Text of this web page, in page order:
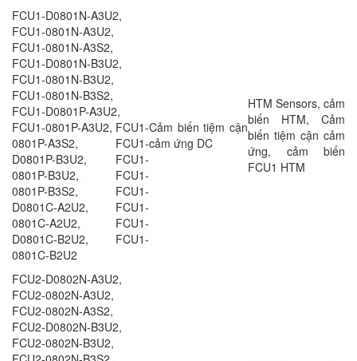
FCU1-D0801N-A3U2,
FCU1-0801N-A3U2,
FCU1-0801N-A3S2,
FCU1-D0801N-B3U2,
FCU1-0801N-B3U2,
FCU1-0801N-B3S2,
FCU1-D0801P-A3U2,
FCU1-0801P-A3U2, FCU1-
0801P-A3S2, FCU1-
D0801P-B3U2, FCU1-
0801P-B3U2, FCU1-
0801P-B3S2, FCU1-
D0801C-A2U2, FCU1-
0801C-A2U2, FCU1-
D0801C-B2U2, FCU1-
0801C-B2U2
Cảm biến tiệm cận
cảm ứng DC
HTM Sensors, cảm
biến HTM, Cảm
biến tiệm cận cảm
ứng, cảm biến
FCU1 HTM
FCU2-D0802N-A3U2,
FCU2-0802N-A3U2,
FCU2-0802N-A3S2,
FCU2-D0802N-B3U2,
FCU2-0802N-B3U2,